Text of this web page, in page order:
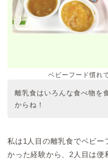
ベビーフード慣れ
離乳食はいろんな食べ物を
からね！
私は1人目の離乳食でベビー
かった経験から、2人目は便